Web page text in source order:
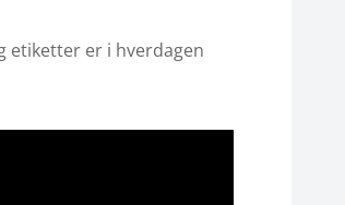
etiketter er i hverdagen